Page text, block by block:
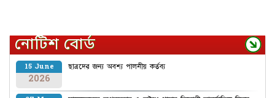
নোটিশ বোর্ড
15 June
2026
ছাত্রদের জন্য অবশ্য পালনীয় কর্তব্য